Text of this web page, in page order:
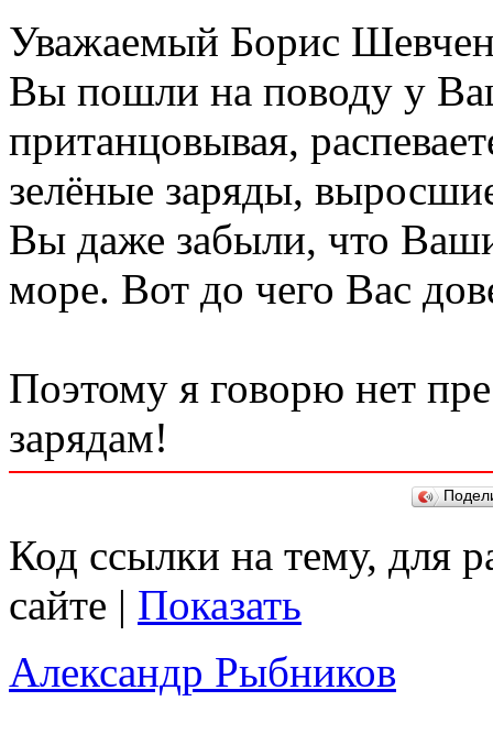
Уважаемый Борис
Вы пошли на поводу у
пританцовывая,
зелёные заряды,
Вы даже забыли, что
море. Вот до чего Вас
Поэтому я говорю нет
зарядам!
Код ссылки на тему, для
сайте | Показать
Александр Рыбников